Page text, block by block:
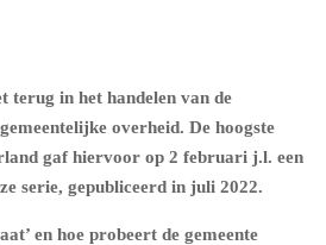
terug in het handelen van de
overheid. De hoogste
gaf hiervoor op 2 februari j.l. een
serie, gepubliceerd in juli 2022.
en hoe probeert de gemeente